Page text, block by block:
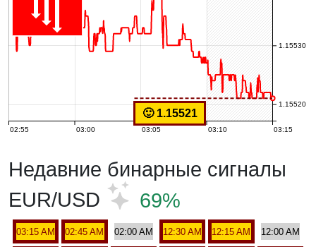
02:55 03:00 03:05 03:10 03:15
1.15520
1.15530
🙂 1.15521
Недавние бинарные сигналы
EUR/USD
69%
03:15 AM 02:45 AM 02:00 AM 12:30 AM 12:15 AM 12:00 AM